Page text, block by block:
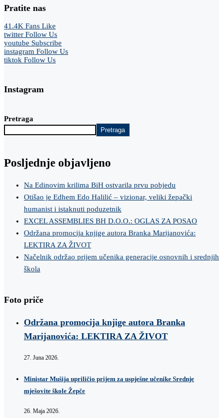
Pratite nas
41.4K Fans Like
twitter Follow Us
youtube Subscribe
instagram Follow Us
tiktok Follow Us
Instagram
Pretraga
Pretraga
Posljednje objavljeno
Na Edinovim krilima BiH ostvarila prvu pobjedu
Otišao je Edhem Edo Halilić – vizionar, veliki žepački
humanist i istaknuti poduzetnik
EXCEL ASSEMBLIES BH D.O.O.: OGLAS ZA POSAO
Održana promocija knjige autora Branka Marijanovića:
LEKTIRA ZA ŽIVOT
Načelnik održao prijem učenika generacije osnovnih i srednjih
škola
Foto priče
Održana promocija knjige autora Branka
Marijanovića: LEKTIRA ZA ŽIVOT
27. Juna 2026.
Ministar Mušija upriličio prijem za uspješne učenike Srednje
mješovite škole Žepče
26. Maja 2026.